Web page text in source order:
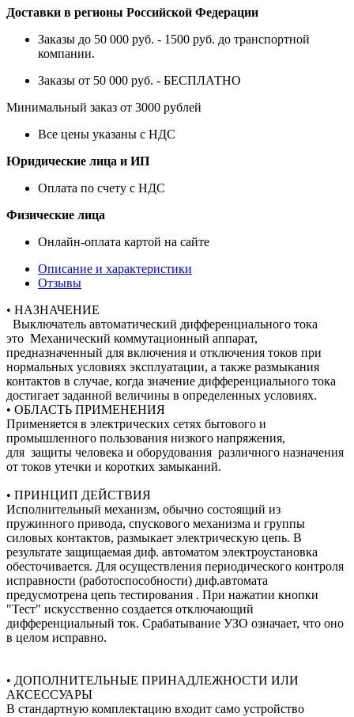
Доставки в регионы Российской Федерации
Заказы до 50 000 руб. - 1500 руб. до транспортной
компании.
Заказы от 50 000 руб. - БЕСПЛАТНО
Минимальный заказ от 3000 рублей
Все цены указаны с НДС
Юридические лица и ИП
Оплата по счету с НДС
Физические лица
Онлайн-оплата картой на сайте
Описание и характеристики
Отзывы
• НАЗНАЧЕНИЕ
Выключатель автоматический дифференциального тока
это Механический коммутационный аппарат,
предназначенный для включения и отключения токов при
нормальных условиях эксплуатации, а также размыкания
контактов в случае, когда значение дифференциального тока
достигает заданной величины в определенных условиях.
• ОБЛАСТЬ ПРИМЕНЕНИЯ
Применяется в электрических сетях бытового и
промышленного пользования низкого напряжения,
для защиты человека и оборудования различного назначения
от токов утечки и коротких замыканий.
• ПРИНЦИП ДЕЙСТВИЯ
Исполнительный механизм, обычно состоящий из
пружинного привода, спускового механизма и группы
силовых контактов, размыкает электрическую цепь. В
результате защищаемая диф. автоматом электроустановка
обесточивается. Для осуществления периодического контроля
исправности (работоспособности) диф.автомата
предусмотрена цепь тестирования . При нажатии кнопки
"Тест" искусственно создается отключающий
дифференциальный ток. Срабатывание УЗО означает, что оно
в целом исправно.
• ДОПОЛНИТЕЛЬНЫЕ ПРИНАДЛЕЖНОСТИ ИЛИ
АКСЕССУАРЫ
В стандартную комплектацию входит само устройство